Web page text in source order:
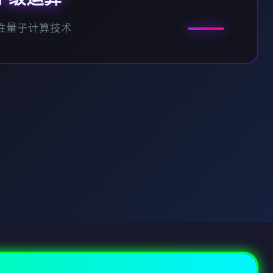
量子计算技术